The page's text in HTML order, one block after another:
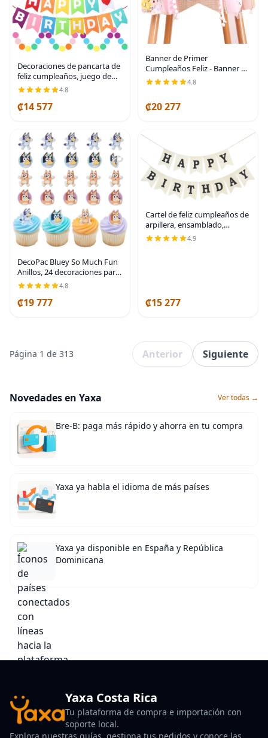
Decoraciones de pancarta de
feliz cumpleaños, juego de
decoraciones de cumpleaños
papel con 9 bolas de panal y
4.8
₡14 577
Banner de Primer
Cumpleaños Feliz - Banner de
Silla Alta con Borlas para
Accesorios de Fotos de
4.8
₡20 277
DecoPac Bluey So Much Fun
Anillos, 24 decoraciones para
cupcakes con Bluey, Bingo,
Bandit y Chilli, 3D seguros
para alimentos, paquete de
4.8
₡19 777
Cartel de feliz cumpleaños de
arpillera, ensamblado,
reutilizable, negro, letrero de
feliz cumpleaños para
4.9
₡15 277
Página 1 de 313 Anterior Siguiente
Novedades en Yaxa Ver todas →
Bre-B: paga más rápido y ahorra en tu compra
Yaxa ya habla el idioma de más países
Yaxa ya disponible en España y República
Dominicana
Yaxa Costa Rica
Tu plataforma de compra e importación con
soporte local.